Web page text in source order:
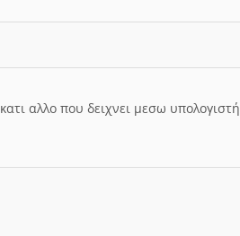
αλλο που δειχνει μεσω υπολογιστή